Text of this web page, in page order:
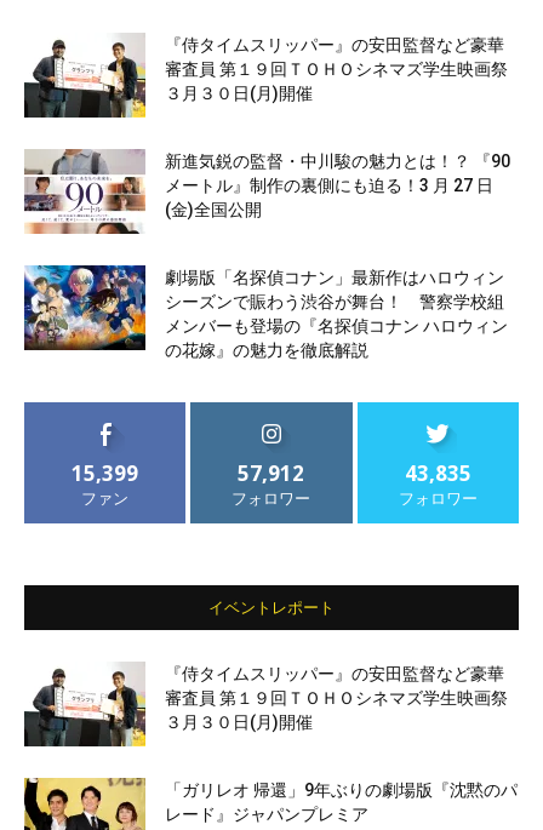
『侍タイムスリッパー』の安田監督など豪華
審査員 第１９回ＴＯＨＯシネマズ学生映画祭
３月３０日(月)開催
新進気鋭の監督・中川駿の魅力とは！？ 『90
メートル』制作の裏側にも迫る！3 月 27 日
(金)全国公開
劇場版「名探偵コナン」最新作はハロウィン
シーズンで賑わう渋谷が舞台！ 警察学校組
メンバーも登場の『名探偵コナン ハロウィン
の花嫁』の魅力を徹底解説
15,399
ファン
57,912
フォロワー
43,835
フォロワー
イベントレポート
『侍タイムスリッパー』の安田監督など豪華
審査員 第１９回ＴＯＨＯシネマズ学生映画祭
３月３０日(月)開催
「ガリレオ 帰還」9年ぶりの劇場版『沈黙のパ
レード』ジャパンプレミア